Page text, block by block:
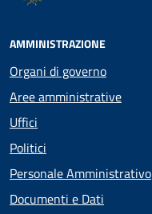
AMMINISTRAZIONE
Organi di governo
Aree amministrative
Uffici
Politici
Personale Amministrativo
Documenti e Dati